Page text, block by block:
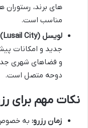
های برند،
مناسب است.
لویسل (Lusail City):
جدید و امکانات
و فضاهای شهری
دوحه متصل است.
نکات مهم برای
زمان رزرو: به خصوص